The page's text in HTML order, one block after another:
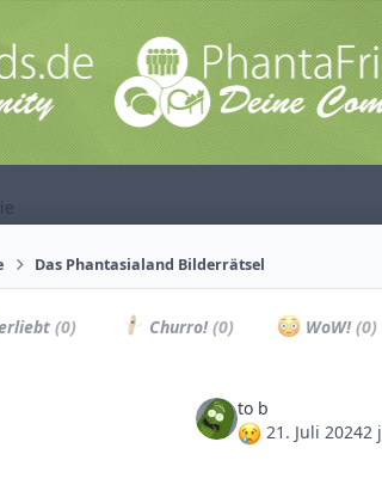
Das Phantasialand Bilderrätsel
(0) Churro!(0) WoW!(0)
to b
21. Juli 20242 j